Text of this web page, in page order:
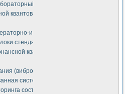
стенд "Сигнал-USB"
квантовой терапии Интроскан
измерительная система
стенда "Сигнал-USB"
квантовой терапии серии СКАН
(виброакустика, тензометрия и т.п.)
система измерения параметров
состояния тяговых